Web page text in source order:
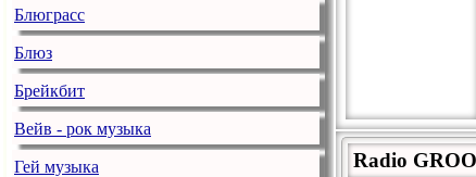
Блюграсс
Блюз
Брейкбит
Вейв - рок музыка
Гей музыка Radio